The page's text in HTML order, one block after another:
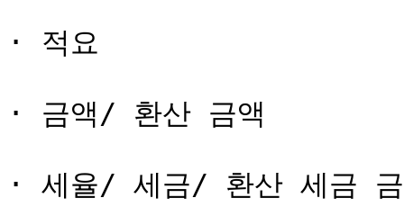
· 적요
· 금액/ 환산 금액
· 세율/ 세금/ 환산 세금